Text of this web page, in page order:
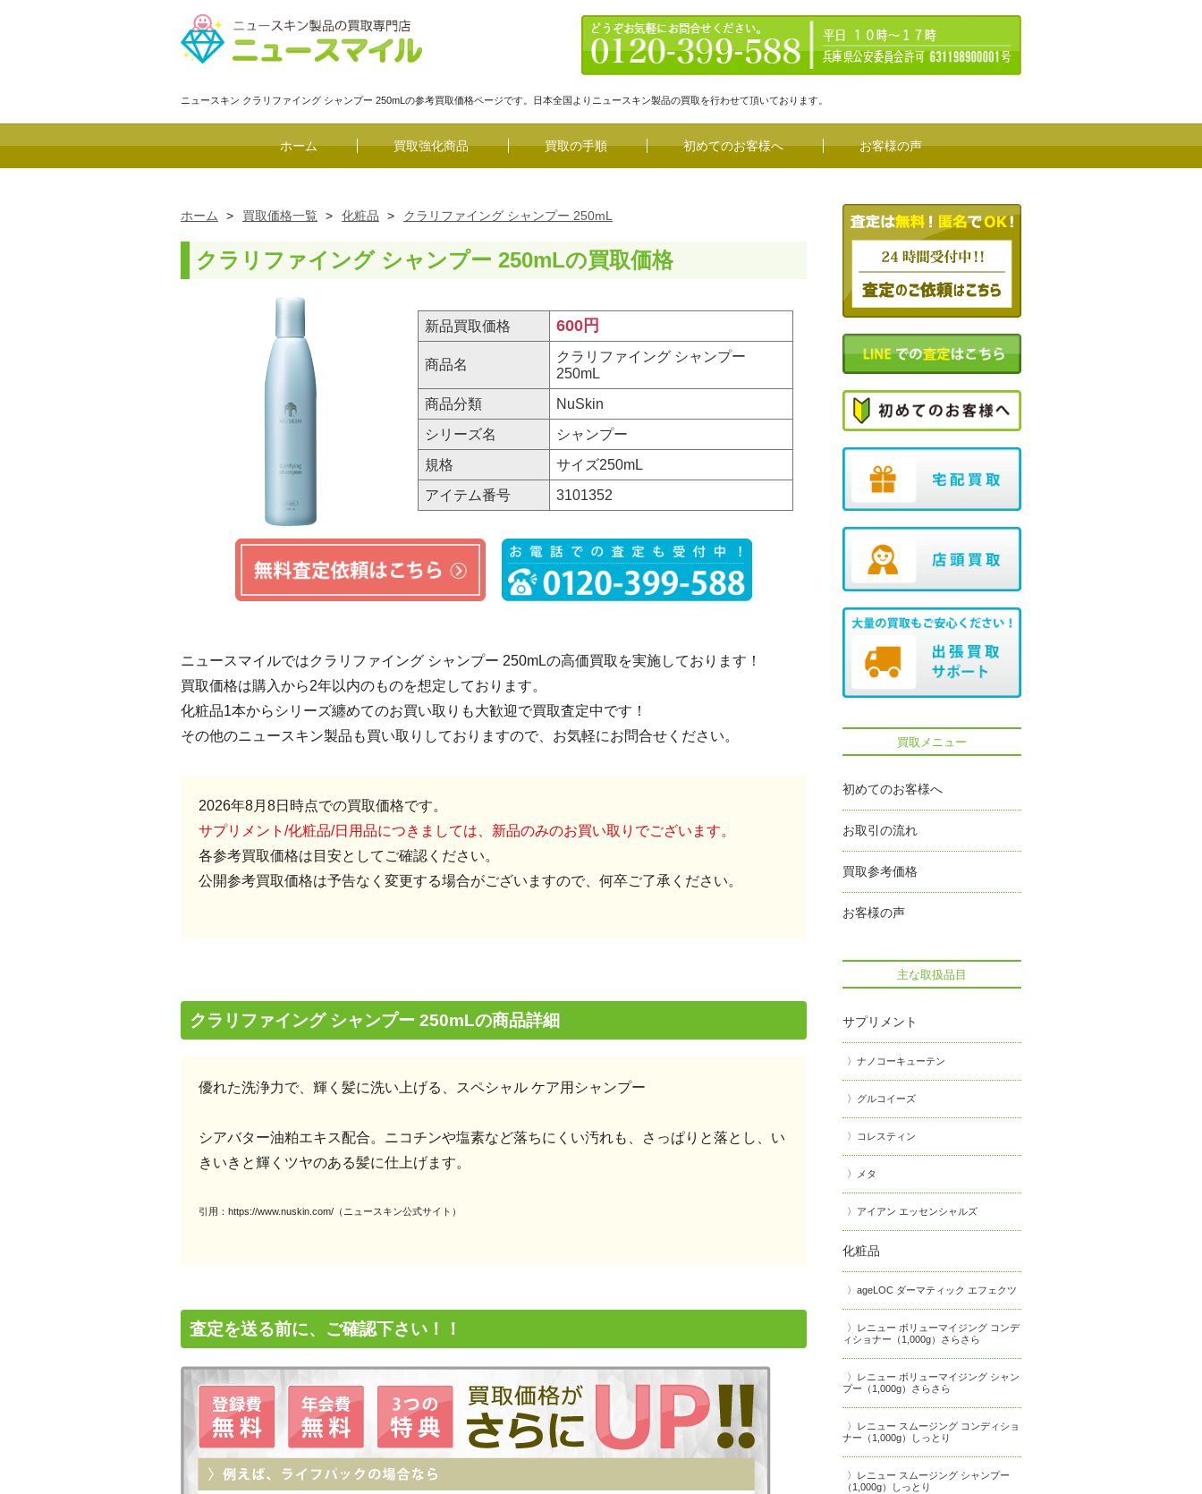
ニュースキン クラリファイング シャンプー 250mLの参考買取価格ページです。日本全国よりニュースキン製品の買取を行わせて頂いております。
ホーム 買取強化商品 買取の手順 初めてのお客様へ お客様の声
ホーム > 買取価格一覧 > 化粧品 > クラリファイング シャンプー 250mL
クラリファイング シャンプー 250mLの買取価格
新品買取価格 600円
商品名
クラリファイング シャンプー
250mL
商品分類
NuSkin
シリーズ名
シャンプー
規格
サイズ250mL
アイテム番号
3101352
ニュースマイルではクラリファイング シャンプー 250mLの高価買取を実施しております！
買取価格は購入から2年以内のものを想定しております。
化粧品1本からシリーズ纏めてのお買い取りも大歓迎で買取査定中です！
その他のニュースキン製品も買い取りしておりますので、お気軽にお問合せください。
2026年8月8日時点での買取価格です。
サプリメント/化粧品/日用品につきましては、新品のみのお買い取りでございます。
各参考買取価格は目安としてご確認ください。
公開参考買取価格は予告なく変更する場合がございますので、何卒ご了承ください。
クラリファイング シャンプー 250mLの商品詳細
優れた洗浄力で、輝く髪に洗い上げる、スペシャル ケア用シャンプー
シアバター油粕エキス配合。ニコチンや塩素など落ちにくい汚れも、さっぱりと落とし、い
きいきと輝くツヤのある髪に仕上げます。
引用：https://www.nuskin.com/（ニュースキン公式サイト）
査定を送る前に、ご確認下さい！！
買取メニュー
初めてのお客様へ
お取引の流れ
買取参考価格
お客様の声
主な取扱品目
サプリメント
ナノコーキューテン
グルコイーズ
コレスティン
メタ
アイアン エッセンシャルズ
化粧品
ageLOC ダーマティック エフェクツ
レニュー ボリューマイジング コンデ
ィショナー（1,000g）さらさら
レニュー ボリューマイジング シャン
プー（1,000g）さらさら
レニュー スムージング コンディショ
ナー（1,000g）しっとり
レニュー スムージング シャンプー
（1,000g）しっとり